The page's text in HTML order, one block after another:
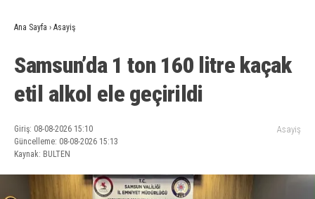
Ana Sayfa › Asayiş
Samsun’da 1 ton 160 litre kaçak
etil alkol ele geçirildi
Giriş: 08-08-2026 15:10
Güncelleme: 08-08-2026 15:13
Kaynak: BULTEN
Asayiş